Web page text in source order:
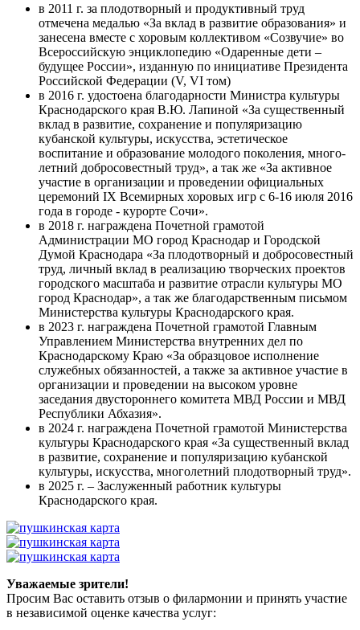
в 2011 г. за плодотворный и продуктивный труд
отмечена медалью «За вклад в развитие образования» и
занесена вместе с хоровым коллективом «Созвучие» во
Всероссийскую энциклопедию «Одаренные дети –
будущее России», изданную по инициативе Президента
Российской Федерации (V, VI том)
в 2016 г. удостоена благодарности Министра культуры
Краснодарского края В.Ю. Лапиной «За существенный
вклад в развитие, сохранение и популяризацию
кубанской культуры, искусства, эстетическое
воспитание и образование молодого поколения, мно­го­
лет­ний доб­ро­со­вес­тный труд», а так же «За активное
участие в организации и проведении официальных
церемоний IX Всемирных хоровых игр с 6-16 июля 2016
года в городе - курорте Сочи».
в 2018 г. награждена Почетной грамотой
Администрации МО город Краснодар и Городской
Думой Краснодара «За плодотворный и добросовестный
труд, личный вклад в реализацию творческих проектов
городского масштаба и развитие отрасли культуры МО
город Краснодар», а так же благодарственным письмом
Министерства культуры Краснодарского края.
в 2023 г. награждена Почетной грамотой Главным
Управлением Министерства внутренних дел по
Краснодарскому Краю «За образцовое исполнение
служебных обязанностей, а также за активное участие в
организации и проведении на высоком уровне
заседания двустороннего комитета МВД России и МВД
Республики Абхазия».
в 2024 г. награждена Почетной грамотой Министерства
культуры Краснодарского края «За существенный вклад
в развитие, сохранение и популяризацию кубанской
культуры, искусства, многолетний плодотворный труд».
в 2025 г. – Заслуженный работник культуры
Краснодарского края.
Уважаемые зрители!
Просим Вас оставить отзыв о филармонии и принять участие
в независимой оценке качества услуг: